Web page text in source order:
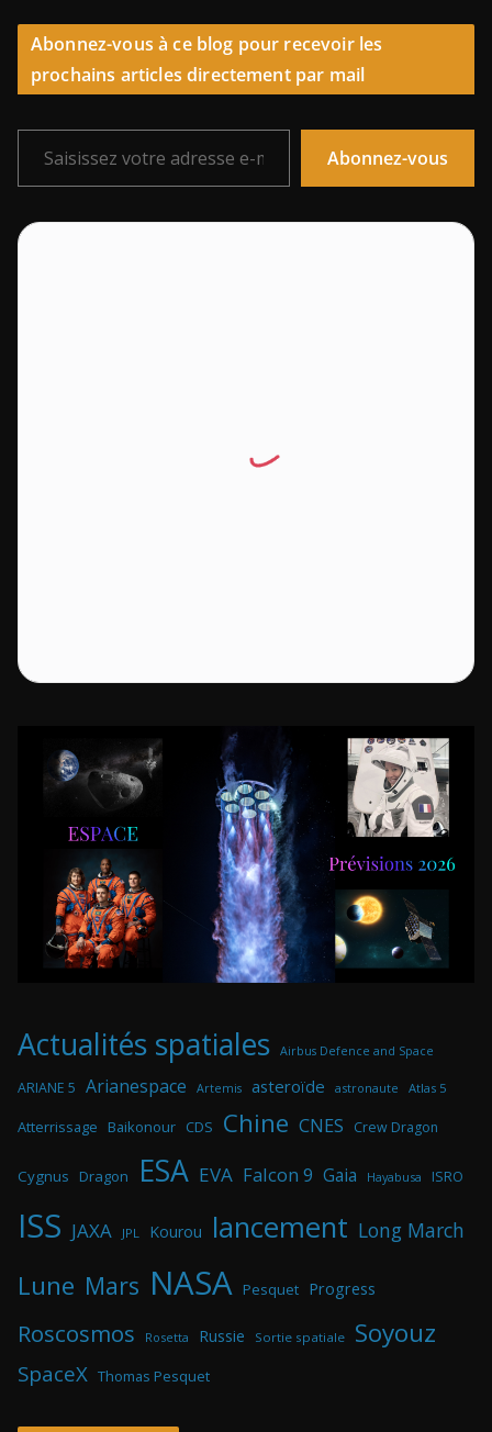
Abonnez-vous à ce blog pour recevoir les
prochains articles directement par mail
Saisissez votre adresse e-mail…
Abonnez-vous
Actualités spatiales Airbus Defence and Space
ARIANE 5 Arianespace Artemis asteroïde astronaute Atlas 5
Atterrissage Baikonour CDS Chine CNES Crew Dragon
Cygnus Dragon ESA EVA Falcon 9 Gaia Hayabusa ISRO
ISS JAXA JPL Kourou lancement Long March
Lune Mars NASA Pesquet Progress
Roscosmos Rosetta Russie Sortie spatiale Soyouz
SpaceX Thomas Pesquet